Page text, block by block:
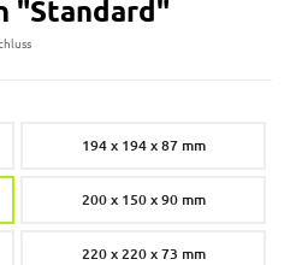
"Standard"
194 x 194 x 87 mm
200 x 150 x 90 mm
220 x 220 x 73 mm